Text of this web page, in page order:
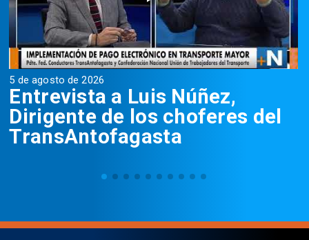
5 de agosto de 2026
Entrevista a Luis Núñez,
Dirigente de los choferes del
TransAntofagasta